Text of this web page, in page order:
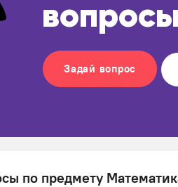
Задай вопрос
по предмету